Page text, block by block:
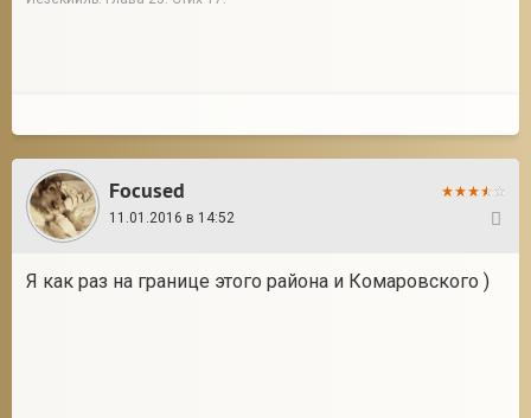
Focused
11.01.2016 в 14:52
Я как раз на границе этого района и Комаровского )